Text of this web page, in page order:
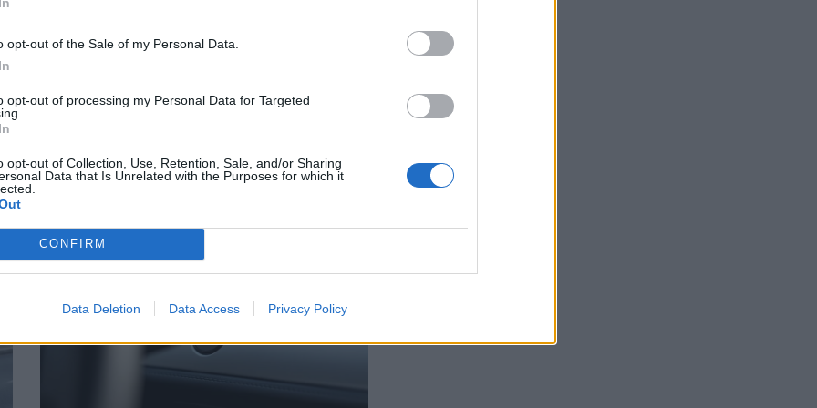
opt-out of the Sale of my Personal Data.
opt-out of processing my Personal Data for Targeted
opt-out of Collection, Use, Retention, Sale, and/or Sharing
Data that Is Unrelated with the Purposes for which it
CONFIRM
Data Deletion Data Access Privacy Policy